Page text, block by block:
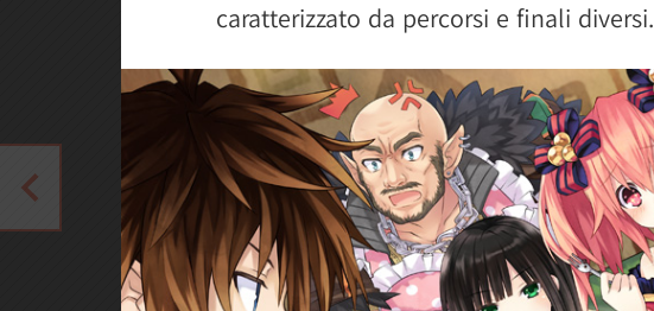
caratterizzato da percorsi e finali diversi.